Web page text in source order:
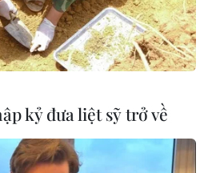
kỷ đưa liệt sỹ trở về